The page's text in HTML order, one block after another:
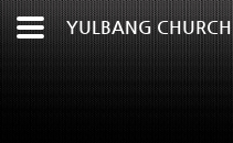
YULBANG CHURCH